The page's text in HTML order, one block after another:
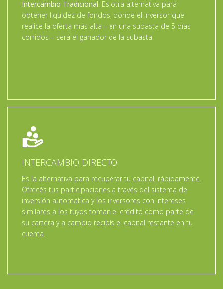
Intercambio Tradicional: Es otra alternativa para
obtener liquidez de fondos, donde el inversor que
realice la oferta más alta – en una subasta de 5 días
corridos – será el ganador de la subasta.
INTERCAMBIO DIRECTO
Es la alternativa para recuperar tu capital, rápidamente.
Ofrecés tus participaciones a través del sistema de
inversión automática y los inversores con intereses
similares a los tuyos toman el crédito como parte de
su cartera y a cambio recibís el capital restante en tu
cuenta.